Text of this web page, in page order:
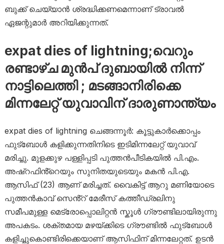
ബുക്ക് ചെയ്യാൻ ശ്രദ്ധിക്കണമെന്നാണ് ട്രാവൽ
ഏജന്റുമാർ അറിയിക്കുന്നത്.
expat dies of lightning;വെറും
രണ്ടാഴ്ച മുന്‍പ് ദുബായില്‍ നിന്ന്
നാട്ടിലെത്തി ; മടങ്ങാനിരിക്കെ
മിന്നലേറ്റ് യുവാവിന് ദാരുണാന്ത്യം
expat dies of lightning ചെങ്ങന്നൂർ: കൂട്ടുകാർക്കൊപ്പം
ഫുട്ബോൾ കളിക്കുന്നതിനിടെ ഇടിമിന്നലേറ്റ് യുവാവ്
മരിച്ചു. മുളക്കുഴ പള്ളിപ്പടി പുത്തൻപീടികയിൽ പി.എം.
അഷ്റഫിൻ്റെയും സുനിതയുടെയും മകൻ പി.എ.
ആസിഫ് (23) ആണ് മരിച്ചത്. വൈകിട്ട് ആറു മണിയോടെ
പുത്തൻകാവ് സെൻ്റ് മേരീസ് കത്തീഡ്രലിനു
സമീപമുള്ള മെട്രോപ്പൊലിറ്റൻ സ്കൂൾ ഗ്രൗണ്ടിലായിരുന്നു
അപകടം. ശക്തമായ മഴയ്ക്കിടെ ഗ്രൗണ്ടിൽ ഫുട്ബോൾ
കളിച്ചുകൊണ്ടിരിക്കെയാണ് ആസിഫിന് മിന്നലേറ്റത്. ഉടൻ